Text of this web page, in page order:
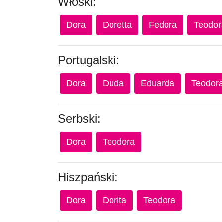
Dora Doretta Fedora
Portugalski:
Dora Duda Eduarda
Serbski:
Dora Teodora
Hiszpański:
Dora Dorita Teodora